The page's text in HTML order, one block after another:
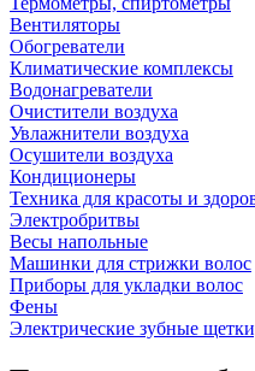
Вентиляторы
Обогреватели
Климатические комплексы
Водонагреватели
Очистители воздуха
Увлажнители воздуха
Осушители воздуха
Кондиционеры
Техника для красоты и
Электробритвы
Весы напольные
Машинки для стрижки волос
Приборы для укладки волос
Фены
Электрические зубные